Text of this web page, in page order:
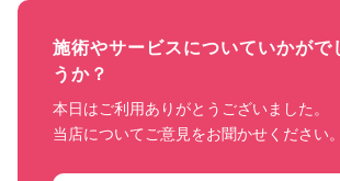
施術やサービスについていかがで
うか？
本日はご利用ありがとうございました。
当店についてご意見をお聞かせください。